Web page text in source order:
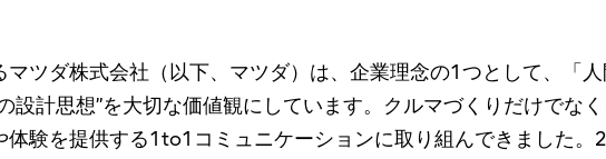
ツダ株式会社（以下、マツダ）は、企業理念の1つとして、「
設計思想”を大切な価値観にしています。クルマづくりだけでな
体験を提供する1to1コミュニケーションに取り組んできました